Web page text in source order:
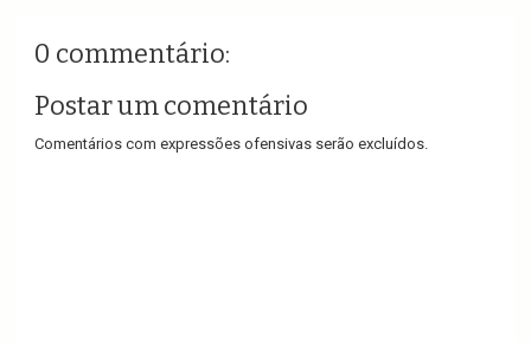
0 commentário:
Postar um comentário
Comentários com expressões ofensivas serão excluídos.